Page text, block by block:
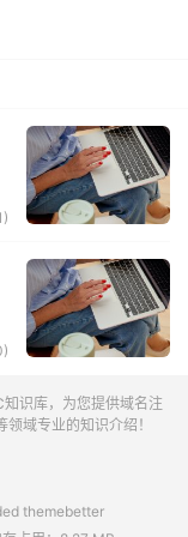
)
)
知识库，为您提供域名注
域专业的知识介绍！
themebetter